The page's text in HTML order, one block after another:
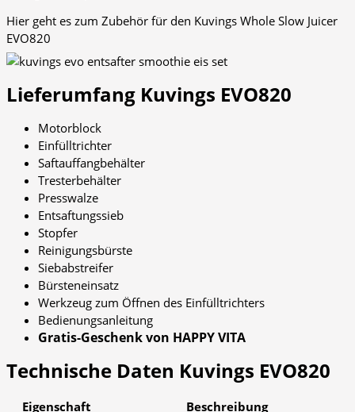
Hier geht es zum Zubehör für den Kuvings Whole Slow Juicer
EVO820
Lieferumfang Kuvings EVO820
Motorblock
Einfülltrichter
Saftauffangbehälter
Tresterbehälter
Presswalze
Entsaftungssieb
Stopfer
Reinigungsbürste
Siebabstreifer
Bürsteneinsatz
Werkzeug zum Öffnen des Einfülltrichters
Bedienungsanleitung
Gratis-Geschenk von HAPPY VITA
Technische Daten Kuvings EVO820
Eigenschaft Beschreibung